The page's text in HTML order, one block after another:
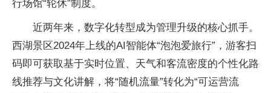
行场馆“轮休”制度。
近两年来，数字化转型成为管理升级的核心抓手。
西湖景区2024年上线的AI智能体“泡泡爱旅行”，游客扫
码即可获取基于实时位置、天气和客流密度的个性化路
线推荐与文化讲解，将“随机流量”转化为“可运营流